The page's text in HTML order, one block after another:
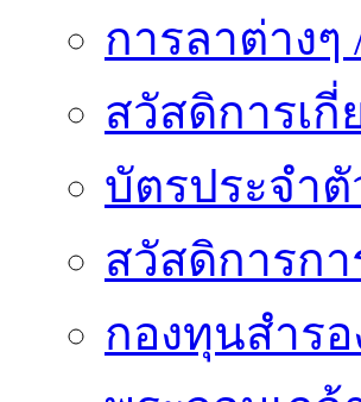
การลาต่างๆ
สวัสดิการเ
บัตรประจำตั
สวัสดิการก
กองทุนสำร